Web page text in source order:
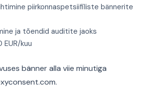
piirkonnaspetsiifiliste bännerite
ja tõendid auditite jaoks
EUR/kuu
bänner alla viie minutiga